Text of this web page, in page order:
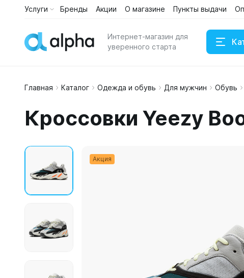
Услуги Бренды Акции О магазине Пункты выдачи
Интернет-магазин для
уверенного старта
Наушники
Главная Каталог Одежда и обувь Для мужчин Обувь
Кроссовки Yeezy
Акция